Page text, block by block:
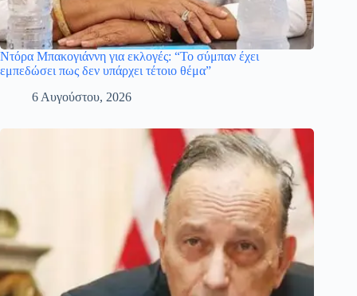
Ντόρα Μπακογιάννη για εκλογές: “Το σύμπαν έχει
εμπεδώσει πως δεν υπάρχει τέτοιο θέμα”
6 Αυγούστου, 2026